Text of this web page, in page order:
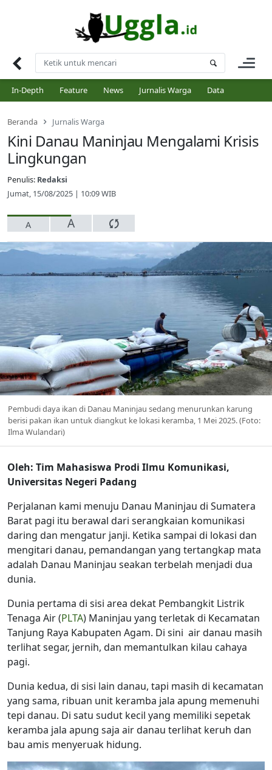
In-Depth Feature News Jurnalis Warga Data
Beranda Jurnalis Warga
Kini Danau Maninjau Mengalami Krisis
Lingkungan
Penulis: Redaksi
Jumat, 15/08/2025 | 10:09 WIB
A A
Pembudi daya ikan di Danau Maninjau sedang menurunkan karung
berisi pakan ikan untuk diangkut ke lokasi keramba, 1 Mei 2025. (Foto:
Ilma Wulandari)
Oleh: Tim Mahasiswa Prodi Ilmu Komunikasi,
Universitas Negeri Padang
Perjalanan kami menuju Danau Maninjau di Sumatera
Barat pagi itu berawal dari serangkaian komunikasi
daring dan mengatur janji. Ketika sampai di lokasi dan
mengitari danau, pemandangan yang tertangkap mata
adalah Danau Maninjau seakan terbelah menjadi dua
dunia.
Dunia pertama di sisi area dekat Pembangkit Listrik
Tenaga Air (PLTA) Maninjau yang terletak di Kecamatan
Tanjung Raya Kabupaten Agam. Di sini air danau masih
terlihat segar, jernih, dan memantulkan kilau cahaya
pagi.
Dunia kedua, di sisi lain danau, tapi masih di kecamatan
yang sama, ribuan unit keramba jala apung memenuhi
tepi danau. Di satu sudut kecil yang memiliki sepetak
keramba jala apung saja air danau terlihat keruh dan
bau amis menyeruak hidung.